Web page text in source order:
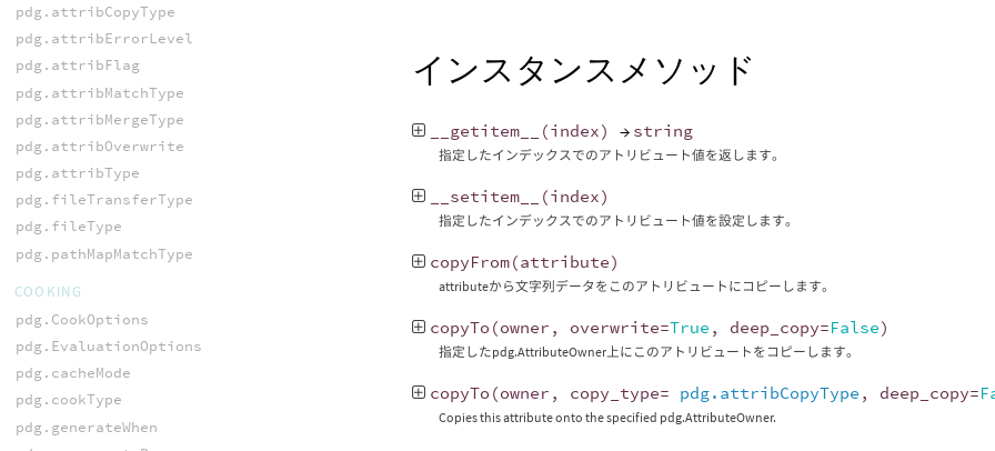
インスタンスメソッド
__getitem__ (index) → string
指定したインデックスでのアトリビュート値を返します。
__setitem__ (index)
指定したインデックスでのアトリビュート値を設定します。
copyFrom(attribute)
attributeから文字列データをこのアトリビュートにコピーします。
copyTo (owner , overwrite=True , deep_copy=False)
指定したpdg.AttributeOwner上にこのアトリビュートをコピーします。
copyTo (owner , copy_type= pdg.attribCopyType , deep_copy=
Copies this attribute onto the specified pdg.AttributeOwner.
pdg.attribCopyType
pdg.attribErrorLevel
pdg.attribFlag
pdg.attribMatchType
pdg.attribMergeType
pdg.attribOverwrite
pdg.attribType
pdg.fileTransferType
pdg.fileType
pdg.pathMapMatchType
COOKING
pdg.CookOptions
pdg.EvaluationOptions
pdg.cacheMode
pdg.cookType
pdg.generateWhen